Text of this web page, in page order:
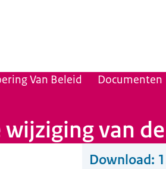
Van Beleid Documenten
wijziging van
Download: